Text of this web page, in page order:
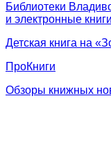
Библиотеки
и электронные
Детская книга на
ПроКниги
Обзоры книжных